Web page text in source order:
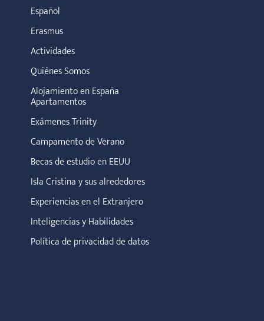
Español
Erasmus
Actividades
Quiénes Somos
Alojamiento en España
Apartamentos
Exámenes Trinity
Campamento de Verano
Becas de estudio en EEUU
Isla Cristina y sus alrededores
Experiencias en el Extranjero
Inteligencias y Habilidades
Política de privacidad de datos